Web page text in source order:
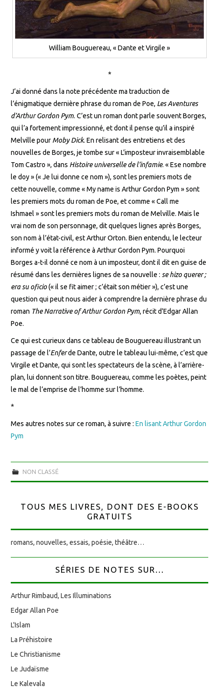
William Bouguereau, « Dante et Virgile »
*
J’ai donné dans la note précédente ma traduction de
l’énigmatique dernière phrase du roman de Poe, Les Aventures
d’Arthur Gordon Pym. C’est un roman dont parle souvent Borges,
qui l’a fortement impressionné, et dont il pense qu’il a inspiré
Melville pour Moby Dick. En relisant des entretiens et des
nouvelles de Borges, je tombe sur « L’imposteur invraisemblable
Tom Castro », dans Histoire universelle de l’infamie. « Ese nombre
le doy » (« Je lui donne ce nom »), sont les premiers mots de
cette nouvelle, comme « My name is Arthur Gordon Pym » sont
les premiers mots du roman de Poe, et comme « Call me
Ishmael » sont les premiers mots du roman de Melville. Mais le
vrai nom de son personnage, dit quelques lignes après Borges,
son nom à l’état-civil, est Arthur Orton. Bien entendu, le lecteur
informé y voit la référence à Arthur Gordon Pym. Pourquoi
Borges a-t-il donné ce nom à un imposteur, dont il dit en guise de
résumé dans les dernières lignes de sa nouvelle : se hizo querer ;
era su oficio(« il se fit aimer ; c’était son métier »), c’est une
question qui peut nous aider à comprendre la dernière phrase du
roman The Narrative of Arthur Gordon Pym, récit d’Edgar Allan
Poe.
Ce qui est curieux dans ce tableau de Bouguereau illustrant un
passage de l’Enferde Dante, outre le tableau lui-même, c’est que
Virgile et Dante, qui sont les spectateurs de la scène, à l’arrière-
plan, lui donnent son titre. Bouguereau, comme les poètes, peint
le mal de l’emprise de l’homme sur l’homme.
*
Mes autres notes sur ce roman, à suivre :En lisant Arthur Gordon
Pym
NON CLASSÉ
TOUS MES LIVRES, DONT DES E-BOOKS
GRATUITS
romans, nouvelles, essais, poésie, théâtre…
SÉRIES DE NOTES SUR...
Arthur Rimbaud, Les Illuminations
Edgar Allan Poe
L'Islam
La Préhistoire
Le Christianisme
Le Judaïsme
Le Kalevala